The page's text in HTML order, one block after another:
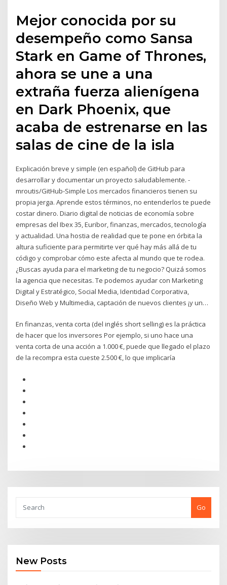
Mejor conocida por su
desempeño como Sansa
Stark en Game of Thrones,
ahora se une a una
extraña fuerza alienígena
en Dark Phoenix, que
acaba de estrenarse en las
salas de cine de la isla
Explicación breve y simple (en español) de GitHub para
desarrollar y documentar un proyecto saludablemente. -
mroutis/GitHub-Simple Los mercados financieros tienen su
propia jerga. Aprende estos términos, no entenderlos te puede
costar dinero. Diario digital de noticias de economía sobre
empresas del Ibex 35, Euribor, finanzas, mercados, tecnología
y actualidad. Una hostia de realidad que te pone en órbita la
altura suficiente para permitirte ver qué hay más allá de tu
código y comprobar cómo este afecta al mundo que te rodea.
¿Buscas ayuda para el marketing de tu negocio? Quizá somos
la agencia que necesitas. Te podemos ayudar con Marketing
Digital y Estratégico, Social Media, Identidad Corporativa,
Diseño Web y Multimedia, captación de nuevos clientes ¡y un…
En finanzas, venta corta (del inglés short selling) es la práctica
de hacer que los inversores Por ejemplo, si uno hace una
venta corta de una acción a 1.000 €, puede que llegado el plazo
de la recompra esta cueste 2.500 €, lo que implicaría
Go
New Posts